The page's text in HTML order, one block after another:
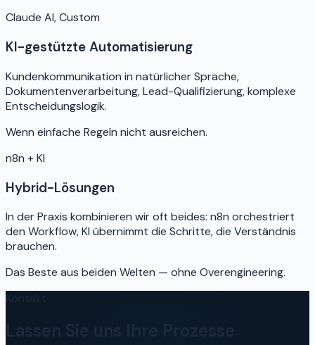
Claude AI, Custom
KI-gestützte Automatisierung
Kundenkommunikation in natürlicher Sprache,
Dokumentenverarbeitung, Lead-Qualifizierung, komplexe
Entscheidungslogik.
Wenn einfache Regeln nicht ausreichen.
n8n + KI
Hybrid-Lösungen
In der Praxis kombinieren wir oft beides: n8n orchestriert
den Workflow, KI übernimmt die Schritte, die Verständnis
brauchen.
Das Beste aus beiden Welten — ohne Overengineering.